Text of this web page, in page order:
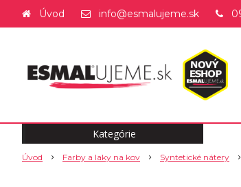
Úvod info@esmalujeme.sk
Úvod Farby a laky na kov Syntetické nátery
Kategórie